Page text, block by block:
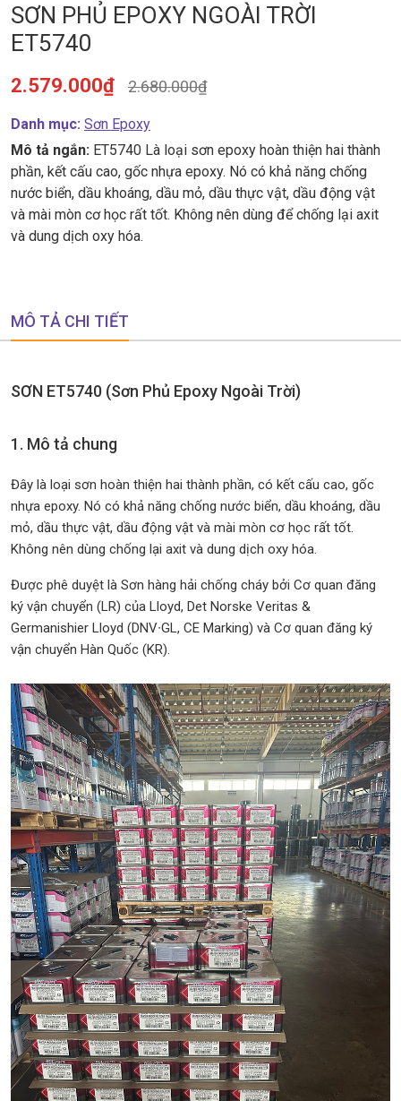
SƠN PHỦ EPOXY NGOÀI TRỜI
ET5740
2.579.000₫ 2.680.000₫
Danh mục: Sơn Epoxy
Mô tả ngắn: ET5740 Là loại sơn epoxy hoàn thiện hai thành
phần, kết cấu cao, gốc nhựa epoxy. Nó có khả năng chống
nước biển, dầu khoáng, dầu mỏ, dầu thực vật, dầu động vật
và mài mòn cơ học rất tốt. Không nên dùng để chống lại axit
và dung dịch oxy hóa.
MÔ TẢ CHI TIẾT
SƠN ET5740 (Sơn Phủ Epoxy Ngoài Trời)
1. Mô tả chung
Đây là loại sơn hoàn thiện hai thành phần, có kết cấu cao, gốc
nhựa epoxy. Nó có khả năng chống nước biển, dầu khoáng, dầu
mỏ, dầu thực vật, dầu động vật và mài mòn cơ học rất tốt.
Không nên dùng chống lại axit và dung dịch oxy hóa.
Được phê duyệt là Sơn hàng hải chống cháy bởi Cơ quan đăng
ký vận chuyển (LR) của Lloyd, Det Norske Veritas &
Germanishier Lloyd (DNV∙GL, CE Marking) và Cơ quan đăng ký
vận chuyển Hàn Quốc (KR).